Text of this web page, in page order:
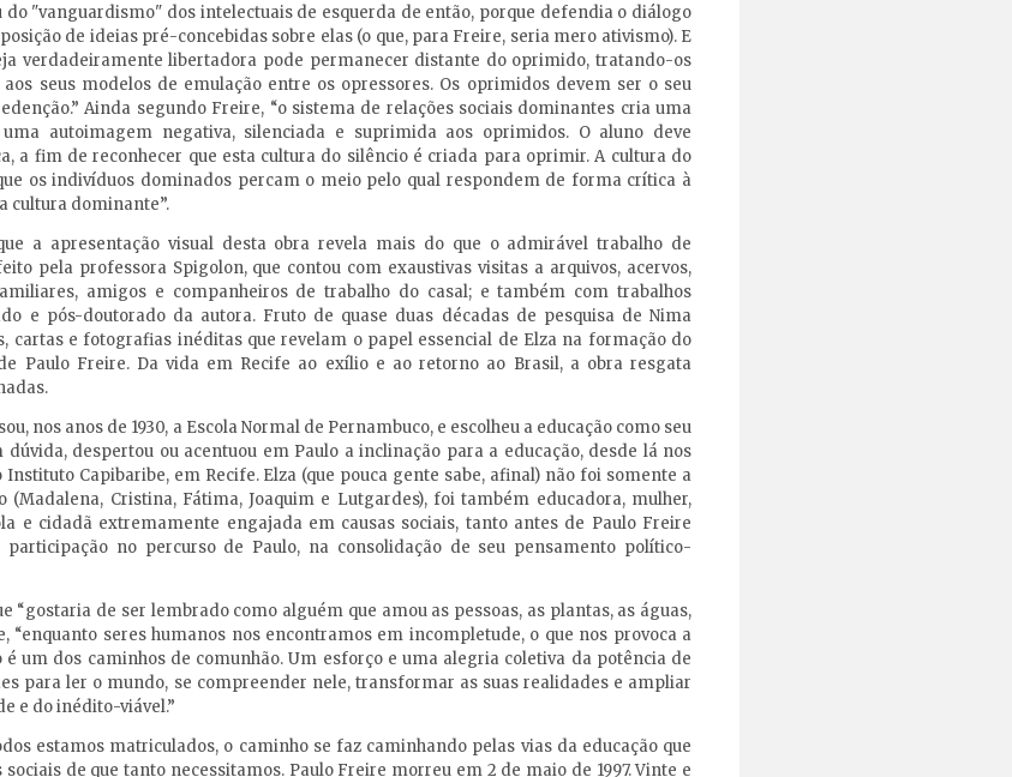
"vanguardismo" dos intelectuais de esquerda de então, porque defendia o diálogo
de ideias pré-concebidas sobre elas (o que, para Freire, seria mero ativismo). E
verdadeiramente libertadora pode permanecer distante do oprimido, tratando-os
seus modelos de emulação entre os opressores. Os oprimidos devem ser o seu
Ainda segundo Freire, “o sistema de relações sociais dominantes cria uma
uma autoimagem negativa, silenciada e suprimida aos oprimidos. O aluno deve
a fim de reconhecer que esta cultura do silêncio é criada para oprimir. A cultura do
os indivíduos dominados percam o meio pelo qual respondem de forma crítica à
cultura dominante”.
a apresentação visual desta obra revela mais do que o admirável trabalho de
pela professora Spigolon, que contou com exaustivas visitas a arquivos, acervos,
amigos e companheiros de trabalho do casal; e também com trabalhos
e pós-doutorado da autora. Fruto de quase duas décadas de pesquisa de Nima
cartas e fotografias inéditas que revelam o papel essencial de Elza na formação do
Paulo Freire. Da vida em Recife ao exílio e ao retorno ao Brasil, a obra resgata
nos anos de 1930, a Escola Normal de Pernambuco, e escolheu a educação como seu
despertou ou acentuou em Paulo a inclinação para a educação, desde lá nos
Capibaribe, em Recife. Elza (que pouca gente sabe, afinal) não foi somente a
(Madalena, Cristina, Fátima, Joaquim e Lutgardes), foi também educadora, mulher,
e cidadã extremamente engajada em causas sociais, tanto antes de Paulo Freire
no percurso de Paulo, na consolidação de seu pensamento político-
“gostaria de ser lembrado como alguém que amou as pessoas, as plantas, as águas,
“enquanto seres humanos nos encontramos em incompletude, o que nos provoca a
é um dos caminhos de comunhão. Um esforço e uma alegria coletiva da potência de
para ler o mundo, se compreender nele, transformar as suas realidades e ampliar
e do inédito-viável.”
estamos matriculados, o caminho se faz caminhando pelas vias da educação que
de que tanto necessitamos. Paulo Freire morreu em 2 de maio de 1997. Vinte e